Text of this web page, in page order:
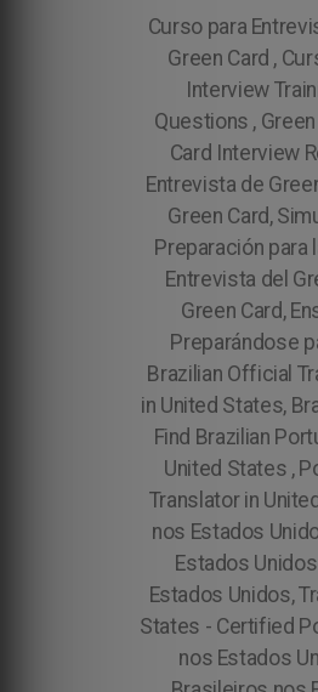
Curso para
Green Card ,
Interview
Questions ,
Card Interview
Entrevista de
Green Card,
Preparación para
Entrevista del
Green Card,
Preparándose
Brazilian Official
in United States,
Find Brazilian
United States ,
Translator in
nos Estados
Estados
Estados Unidos,
States - Certified
nos Estados